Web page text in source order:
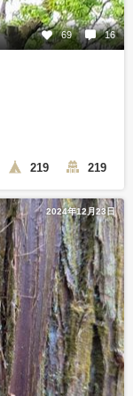
69 16
219 219
2024年12月23日